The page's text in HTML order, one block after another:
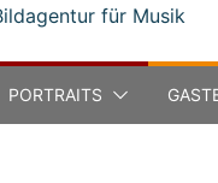
für Musik
PORTRAITS